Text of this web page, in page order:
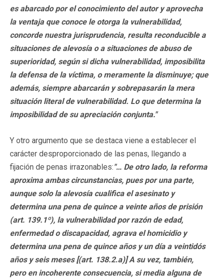
es abarcado por el conocimiento del autor y aprovecha
la ventaja que conoce le otorga la vulnerabilidad,
concorde nuestra jurisprudencia, resulta reconducible a
situaciones de alevosía o a situaciones de abuso de
superioridad, según si dicha vulnerabilidad, imposibilita
la defensa de la víctima, o meramente la disminuye; que
además, siempre abarcarán y sobrepasarán la mera
situación literal de vulnerabilidad. Lo que determina la
imposibilidad de su apreciación conjunta."
Y otro argumento que se destaca viene a establecer el
carácter desproporcionado de las penas, llegando a
fijación de penas irrazonables:"… De otro lado, la reforma
aproxima ambas circunstancias, pues por una parte,
aunque solo la alevosía cualifica el asesinato y
determina una pena de quince a veinte años de prisión
(art. 139.1º), la vulnerabilidad por razón de edad,
enfermedad o discapacidad, agrava el homicidio y
determina una pena de quince años y un día a veintidós
años y seis meses [(art. 138.2.a)] A su vez, también,
pero en incoherente consecuencia, si media alguna de